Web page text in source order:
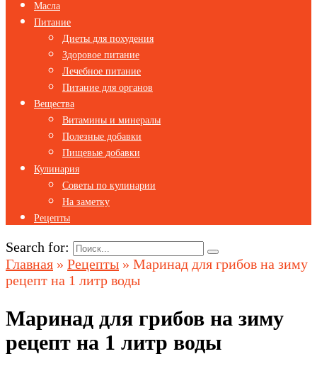
Масла
Питание
Диеты для похудения
Здоровое питание
Лечебное питание
Питание для органов
Вещества
Витамины и минералы
Полезные добавки
Пищевые добавки
Кулинария
Советы по кулинарии
На заметку
Рецепты
Search for:
Главная » Рецепты » Маринад для грибов на зиму
рецепт на 1 литр воды
Маринад для грибов на зиму
рецепт на 1 литр воды